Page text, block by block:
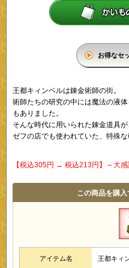
お得なセ
王都キィンベルは錬金術師の街。
術師たちの研究の中には魔法の液
もありました。
そんな時代に用いられた錬金道具
ゼフの店でも使われていた、特殊な
【税込305円 → 税込213円】～大
この商品を購
アイテム名 王都キィ